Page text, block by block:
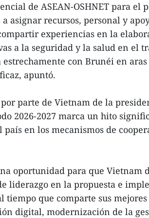
de ASEAN-OSHNET para el
asignar recursos, personal y
experiencias en la
a la seguridad y la salud en el
con Brunéi en
apuntó.
parte de Vietnam de la
2026-2027 marca un hito
en los mecanismos de
oportunidad para que Vietnam
liderazgo en la propuesta e
tiempo que comparte sus
digital, modernización de la